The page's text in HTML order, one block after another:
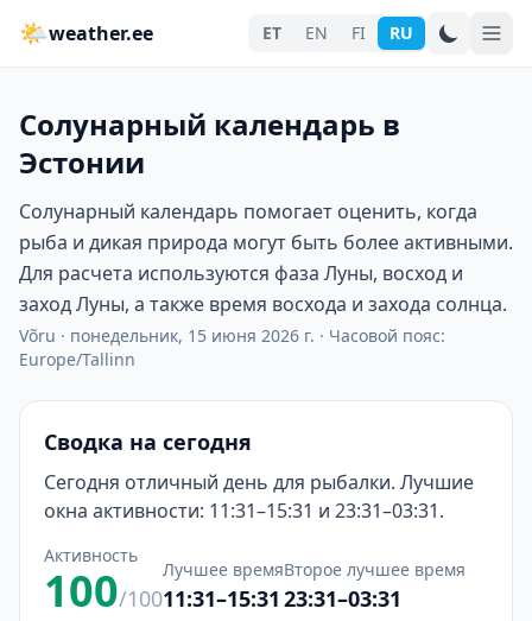
🌤weather.ee ET EN FI RU
Солунарный календарь в
Эстонии
Солунарный календарь помогает оценить, когда
рыба и дикая природа могут быть более активными.
Для расчета используются фаза Луны, восход и
заход Луны, а также время восхода и захода солнца.
Võru · понедельник, 15 июня 2026 г. · Часовой пояс:
Europe/Tallinn
Сводка на сегодня
Сегодня отличный день для рыбалки. Лучшие
окна активности: 11:31–15:31 и 23:31–03:31.
Активность
100/100
Лучшее время
11:31–15:31
Второе лучшее время
23:31–03:31